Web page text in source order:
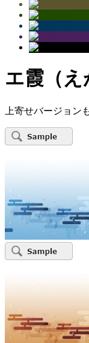
エ霞（え
上寄せバージョン